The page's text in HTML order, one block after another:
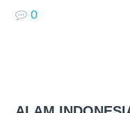
0